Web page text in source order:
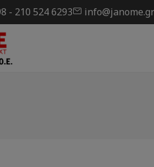
- 210 524 6293